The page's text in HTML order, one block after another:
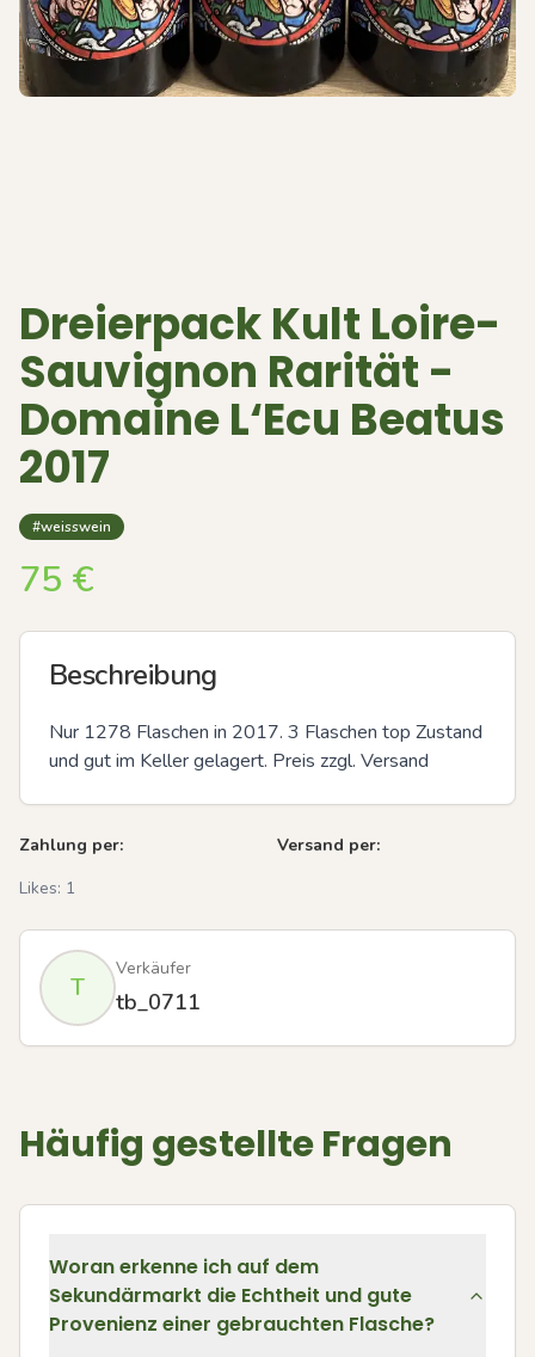
Dreierpack Kult Loire-
Sauvignon Rarität -
Domaine L‘Ecu Beatus
2017
#weisswein
75 €
Beschreibung
Nur 1278 Flaschen in 2017. 3 Flaschen top Zustand
und gut im Keller gelagert. Preis zzgl. Versand
Zahlung per:
Versand per:
Likes: 1
T
Verkäufer
tb_0711
Häufig gestellte Fragen
Woran erkenne ich auf dem
Sekundärmarkt die Echtheit und gute
Provenienz einer gebrauchten Flasche?